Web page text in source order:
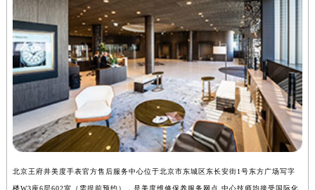
北京王府井美度手表官方售后服务中心位于北京市东城区东长安街1号东方广场写字